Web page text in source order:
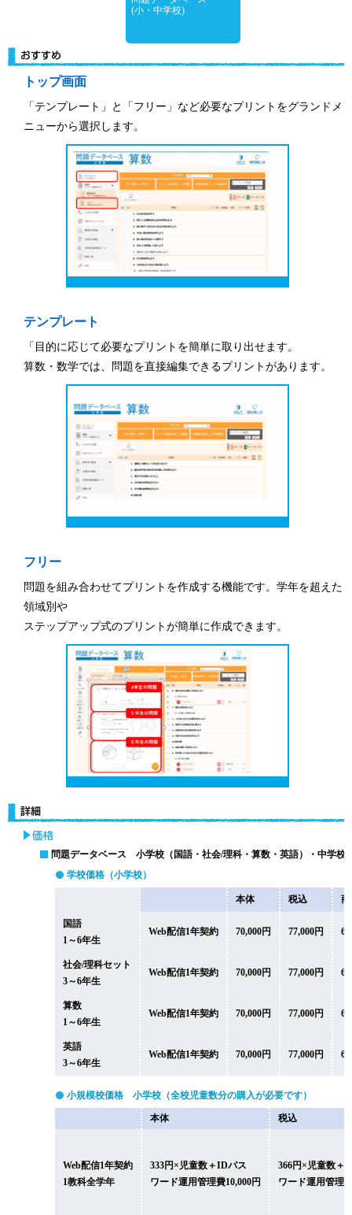
(小・中学校)
トップ画面
「テンプレート」と「フリー」など必要なプリントをグランドメ
ニューから選択します。
テンプレート
「目的に応じて必要なプリントを簡単に取り出せます。
算数・数学では、問題を直接編集できるプリントがあります。
フリー
問題を組み合わせてプリントを作成する機能です。学年を超えた
領域別や
ステップアップ式のプリントが簡単に作成できます。
問題データベース 小学校（国語・社会/理科・算数・英語）・中学校
学校価格（小学校）
本体 税込
国語
1～6年生
Web配信1年契約 70,000円 77,000円
社会/理科セット
3～6年生
Web配信1年契約 70,000円 77,000円
算数
1～6年生
Web配信1年契約 70,000円 77,000円
英語
3～6年生
Web配信1年契約 70,000円 77,000円
小規模校価格 小学校（全校児童数分の購入が必要です）
本体 税込
Web配信1年契約
1教科全学年
333円×児童数＋IDパス
ワード運用管理費10,000円
366円×児童数＋
ワード運用管理